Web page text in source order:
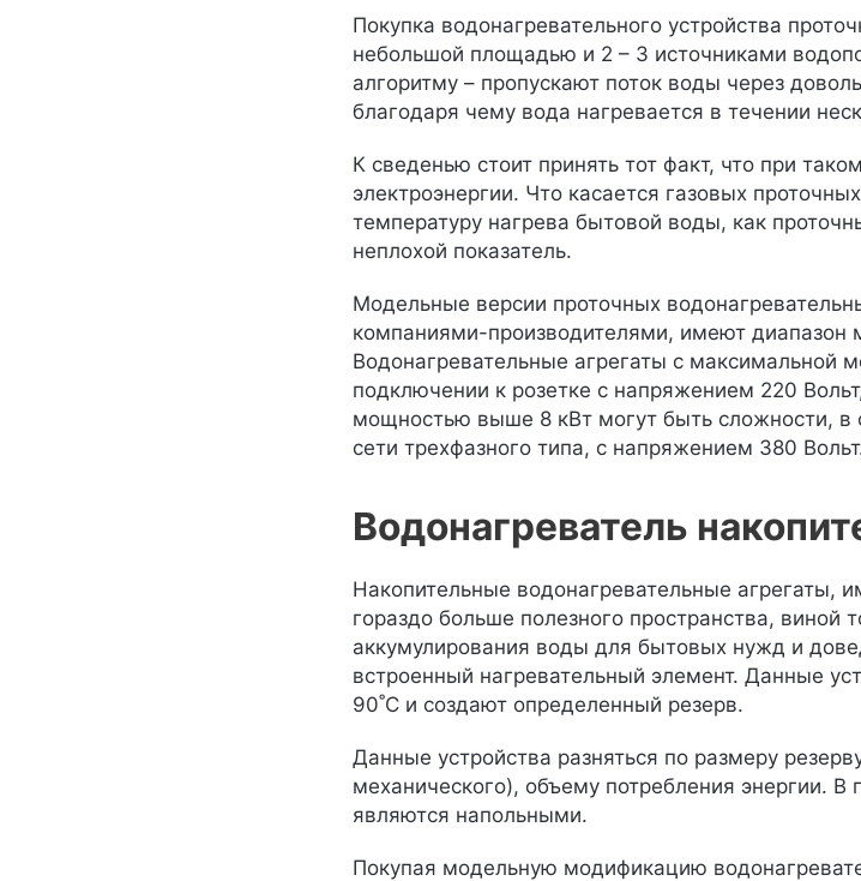
Покупка водонагревательного устройства
небольшой площадью и 2 – 3 источниками
алгоритму – пропускают поток воды через
благодаря чему вода нагревается в течении
К сведенью стоит принять тот факт, что при
электроэнергии. Что касается газовых
температуру нагрева бытовой воды, как
неплохой показатель.
Модельные версии проточных
компаниями-производителями, имеют диапазон
Водонагревательные агрегаты с максимальной
подключении к розетке с напряжением 220
мощностью выше 8 кВт могут быть сложности, в
сети трехфазного типа, с напряжением 380
Водонагреватель
Накопительные водонагревательные агрегаты,
гораздо больше полезного пространства,
аккумулирования воды для бытовых нужд и
встроенный нагревательный элемент. Данные
90˚C и создают определенный резерв.
Данные устройства разняться по размеру
механического), объему потребления энергии.
являются напольными.
Покупая модельную модификацию